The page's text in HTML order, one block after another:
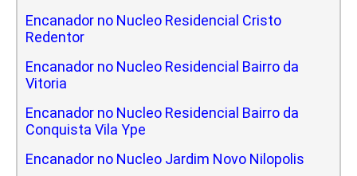
Encanador no Nucleo Residencial Cristo
Redentor
Encanador no Nucleo Residencial Bairro da
Vitoria
Encanador no Nucleo Residencial Bairro da
Conquista Vila Ype
Encanador no Nucleo Jardim Novo Nilopolis